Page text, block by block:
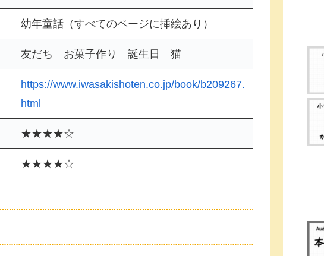
幼年童話（すべてのページに挿絵あり）
友だち お菓子作り 誕生日 猫
https://www.iwasakishoten.co.jp/book/b209267.
html
★★★★☆
★★★★☆